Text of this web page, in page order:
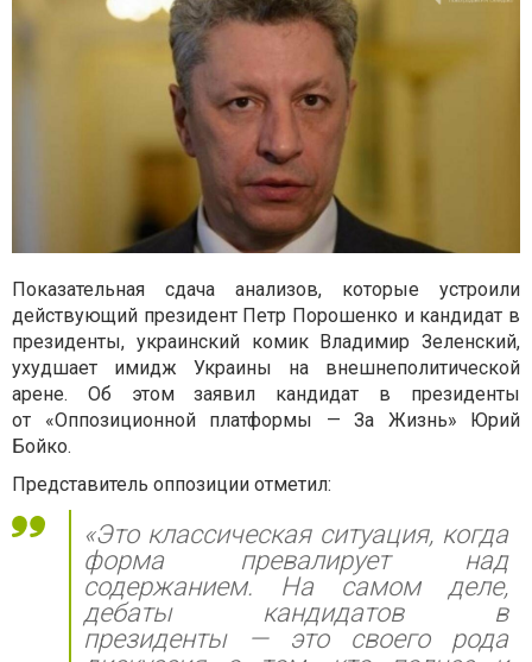
Показательная сдача анализов, которые устроили
действующий президент Петр Порошенко и кандидат в
президенты, украинский комик Владимир Зеленский,
ухудшает имидж Украины на внешнеполитической
арене. Об этом заявил кандидат в президенты
от «Оппозиционной платформы — За Жизнь» Юрий
Бойко.
Представитель оппозиции отметил:
«Это классическая ситуация, когда
форма превалирует над
содержанием. На самом деле,
дебаты кандидатов в
президенты — это своего рода